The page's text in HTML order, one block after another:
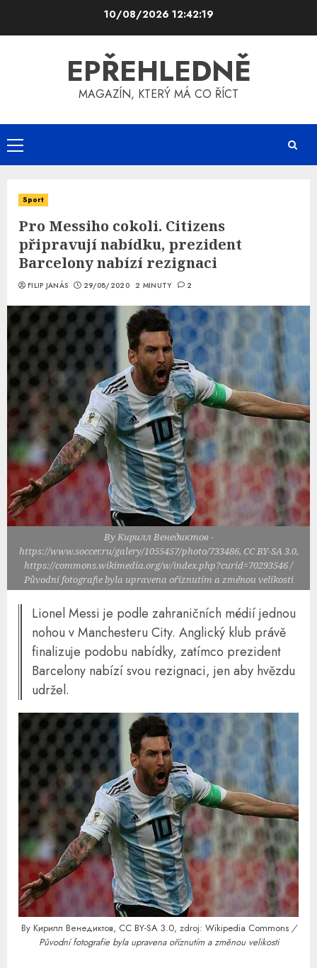
10/08/2026 12:42:19
EPŘEHLEDNĚ
MAGAZÍN, KTERÝ MÁ CO ŘÍCT
Primary
Menu
Sport
Pro Messiho cokoli. Citizens
připravují nabídku, prezident
Barcelony nabízí rezignaci
FILIP JANÁS 29/08/2020 2 MINUTY 2
By Кирилл Венедиктов -
https://www.soccer.ru/galery/1055457/photo/733486, CC BY-SA 3.0,
https://commons.wikimedia.org/w/index.php?curid=70293546 /
Původní fotografie byla upravena oříznutím a změnou velikosti
Lionel Messi je podle zahraničních médií jednou
nohou v Manchesteru City. Anglický klub právě
finalizuje podobu nabídky, zatímco prezident
Barcelony nabízí svou rezignaci, jen aby hvězdu
udržel.
By Кирилл Венедиктов, CC BY-SA 3.0, zdroj: Wikipedia Commons /
Původní fotografie byla upravena oříznutím a změnou velikosti